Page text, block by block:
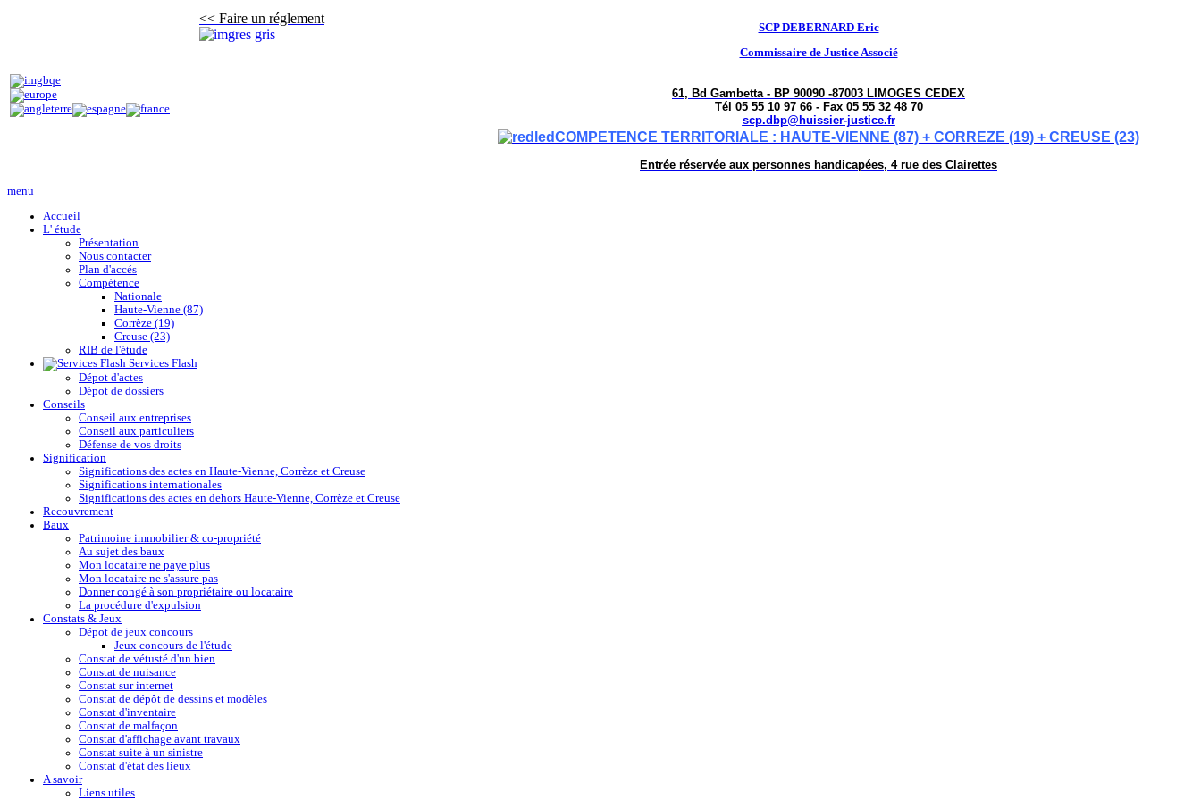
<< Faire un réglement
SCP DEBERNARD Eric
Commissaire de Justice Associé
61, Bd Gambetta - BP 90090 -87003 LIMOGES CEDEX
Tél 05 55 10 97 66 - Fax 05 55 32 48 70
scp.dbp@huissier-justice.fr
COMPETENCE TERRITORIALE : HAUTE-VIENNE (87) + CORREZE (19) + CREUSE (23)
Entrée réservée aux personnes handicapées, 4 rue des Clairettes
menu
Accueil
L' étude
Présentation
Nous contacter
Plan d'accés
Compétence
Nationale
Haute-Vienne (87)
Corrèze (19)
Creuse (23)
RIB de l'étude
Services Flash
Dépot d'actes
Dépot de dossiers
Conseils
Conseil aux entreprises
Conseil aux particuliers
Défense de vos droits
Signification
Significations des actes en Haute-Vienne, Corrèze et Creuse
Significations internationales
Significations des actes en dehors Haute-Vienne, Corrèze et Creuse
Recouvrement
Baux
Patrimoine immobilier & co-propriété
Au sujet des baux
Mon locataire ne paye plus
Mon locataire ne s'assure pas
Donner congé à son propriétaire ou locataire
La procédure d'expulsion
Constats & Jeux
Dépot de jeux concours
Jeux concours de l'étude
Constat de vétusté d'un bien
Constat de nuisance
Constat sur internet
Constat de dépôt de dessins et modèles
Constat d'inventaire
Constat de malfaçon
Constat d'affichage avant travaux
Constat suite à un sinistre
Constat d'état des lieux
A savoir
Liens utiles